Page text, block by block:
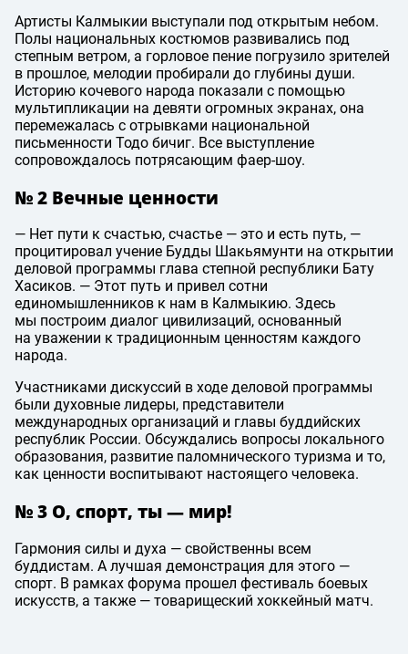
Артисты Калмыкии выступали под открытым небом.
Полы национальных костюмов развивались под
степным ветром, а горловое пение погрузило зрителей
в прошлое, мелодии пробирали до глубины души.
Историю кочевого народа показали с помощью
мультипликации на девяти огромных экранах, она
перемежалась с отрывками национальной
письменности Тодо бичиг. Все выступление
сопровождалось потрясающим фаер-шоу.
№ 2 Вечные ценности
— Нет пути к счастью, счастье — это и есть путь, —
процитировал учение Будды Шакьямунти на открытии
деловой программы глава степной республики Бату
Хасиков. — Этот путь и привел сотни
единомышленников к нам в Калмыкию. Здесь
мы построим диалог цивилизаций, основанный
на уважении к традиционным ценностям каждого
народа.
Участниками дискуссий в ходе деловой программы
были духовные лидеры, представители
международных организаций и главы буддийских
республик России. Обсуждались вопросы локального
образования, развитие паломнического туризма и то,
как ценности воспитывают настоящего человека.
№ 3 О, спорт, ты — мир!
Гармония силы и духа — свойственны всем
буддистам. А лучшая демонстрация для этого —
спорт. В рамках форума прошел фестиваль боевых
искусств, а также — товарищеский хоккейный матч.